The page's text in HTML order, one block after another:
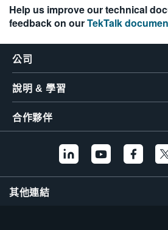
Help us improve our technical
feedback on ourTekTalk
公司
說明 & 學習
合作夥伴
其他連結